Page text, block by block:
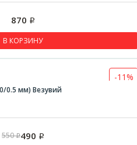
870 Р
В КОРЗИНУ
-11%
0.5 мм) Везувий
550Р490 Р